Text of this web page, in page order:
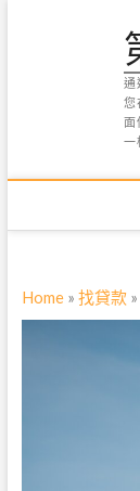
通
您
面
一
Home» 找貸款»